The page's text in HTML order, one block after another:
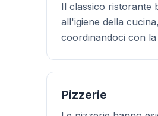
Il classico ristorante
all'igiene della
coordinandoci con
Pizzerie